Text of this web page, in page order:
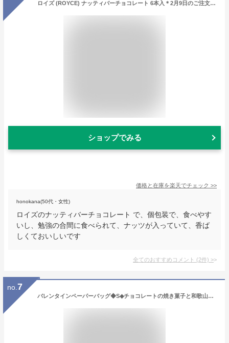
ロイズ (ROYCE) ナッティバーチョコレート 6本入＊2月9日のご注文まで2月14日お届け可ギフト プチギフト ナッツバーチョコ 札幌 スイーツ お菓子 個包装 洋菓子 チョコバー 誕生日 内祝い 退職 お礼 お祝い 転勤 お礼 お返し おしゃれ
ショップでみる
価格と在庫を楽天でチェック >>
honokana(50代・女性)
ロイズのナッティバーチョコレート で、個包装で、食べやす
いし、勉強の合間に食べられて、ナッツが入っていて、香ば
しくておいしいです
全てのおすすめコメント (2件) >
no. 7
バレンタインペーパーバッグ◆S◆チョコレートの焼き菓子と和歌山産フルーツを焼き込んだ焼き菓子合計3個入りプチギフト